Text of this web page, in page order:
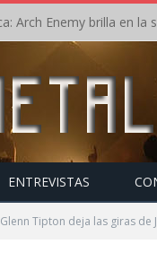
ENTREVISTAS
Glenn Tipton deja las giras de